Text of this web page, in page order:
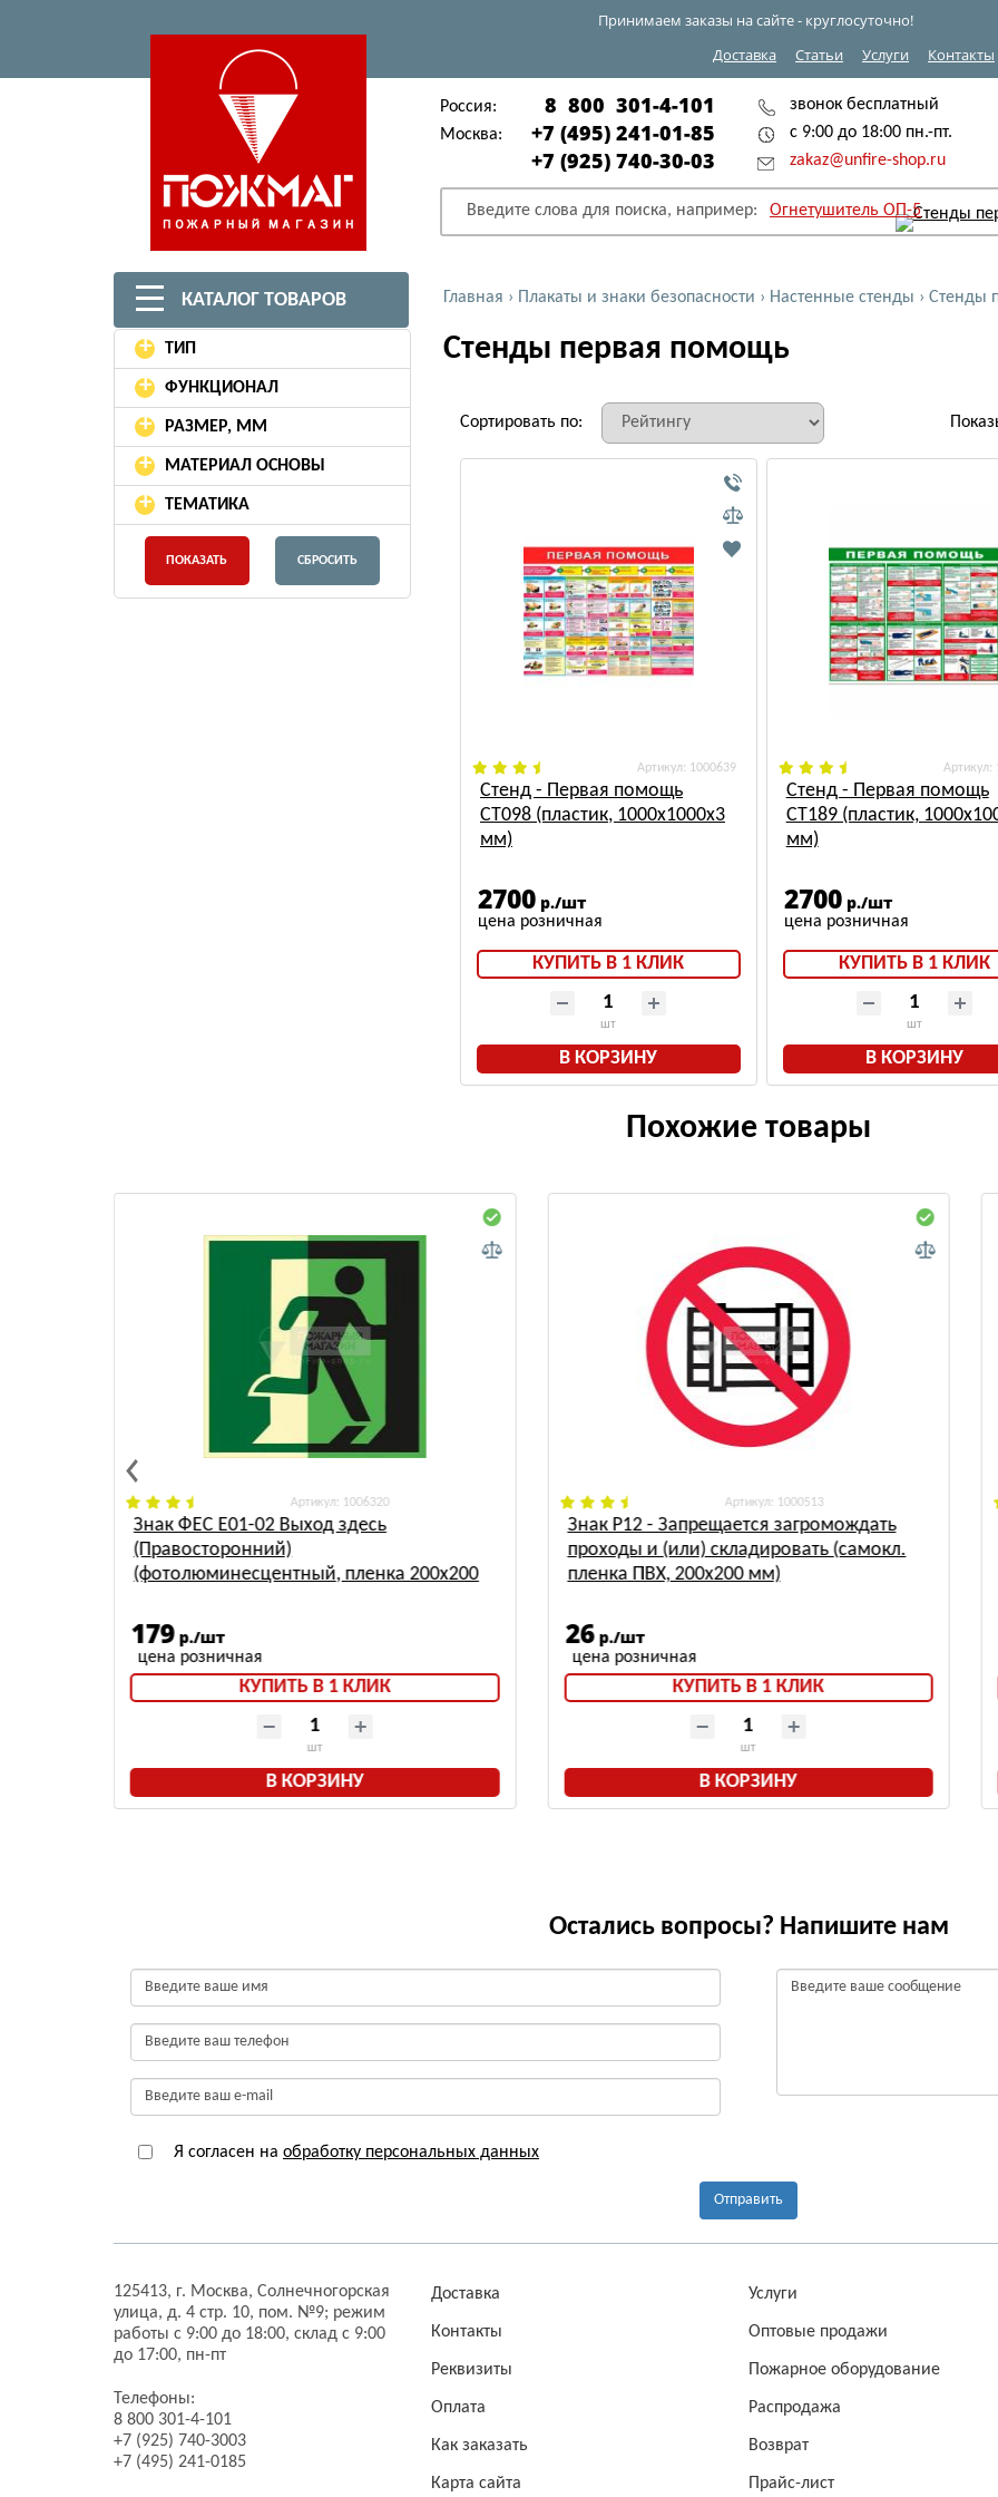
Принимаем заказы на сайте - круглосуточно!
Доставка
Статьи Услуги Контакты
Россия: 8 800 301-4-101
Москва:
+7 (495) 241-01-85
+7 (925) 740-30-03
звонок бесплатный
с 9:00 до 18:00 пн.-пт.
zakaz@unfire-shop.ru
Введите слова для поиска, например: Огнетушитель ОП-5
КАТАЛОГ ТОВАРОВ Главная › Плакаты и знаки безопасности › Настенные стенды › Стенды
+ ТИП
+ ФУНКЦИОНАЛ
+ РАЗМЕР, ММ
+ МАТЕРИАЛ ОСНОВЫ
+ ТЕМАТИКА
Стенды первая помощь
Сортировать по:
: 1000639
Стенд - Первая помощь
СТ098 (пластик, 1000х1000х3
мм)
2700 р./шт
КУПИТЬ В 1 КЛИК
шт
В КОРЗИНУ
:
Стенд - Первая помощь
СТ189 (пластик,
мм)
2700 р./шт
КУПИТЬ В 1 КЛИК
шт
В КОРЗИНУ
Похожие товары
: 1006320
Знак ФЕС Е01-02 Выход здесь
(Правосторонний)
(фотолюминесцентный, пленка 200x200
179 р./шт
КУПИТЬ В 1 КЛИК
шт
В КОРЗИНУ
: 1000513
Знак Р12 - Запрещается загромождать
проходы и (или) складировать (самокл.
пленка ПВХ, 200х200 мм)
26 р./шт
КУПИТЬ В 1 КЛИК
шт
В КОРЗИНУ
Остались вопросы? Напишите нам
Я согласен на обработку персональных данных
Отправить
125413, г. Москва, Солнечногорская
улица, д. 4 стр. 10, пом. №9; режим
работы с 9:00 до 18:00, склад с 9:00
до 17:00, пн-пт
Телефоны:
8 800 301-4-101
+7 (925) 740-3003
+7 (495) 241-0185
Доставка
Контакты
Реквизиты
Оплата
Как заказать
Карта сайта
Услуги
Оптовые продажи
Пожарное оборудование
Распродажа
Возврат
Прайс-лист